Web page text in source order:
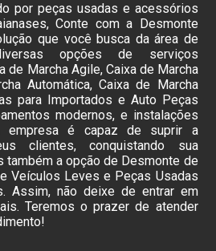
por peças usadas e acessórios
Conte com a Desmonte
que você busca da área de
opções de serviços
de Marcha Agile, Caixa de Marcha
Automática, Caixa de Marcha
para Importados e Auto Peças
modernos, e instalações
empresa é capaz de suprir a
clientes, conquistando sua
também a opção de Desmonte de
Veículos Leves e Peças Usadas
Assim, não deixe de entrar em
Teremos o prazer de atender